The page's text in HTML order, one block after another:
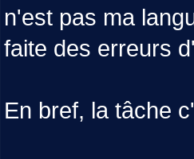
n'est pas ma
faite des erreurs
En bref, la tâche